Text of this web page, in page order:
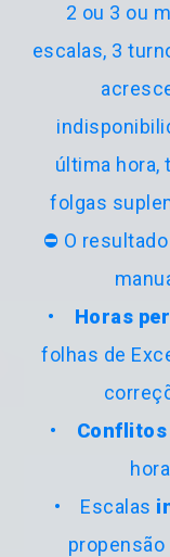
2 ou 3 ou
escalas, 3
última hora,
folgas
⛔ O
• Horas
folhas de
• Conflitos
• Escalas
propensão